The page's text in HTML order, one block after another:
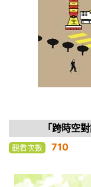
「跨時空
觀看次數 710